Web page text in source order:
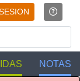
NOTAS